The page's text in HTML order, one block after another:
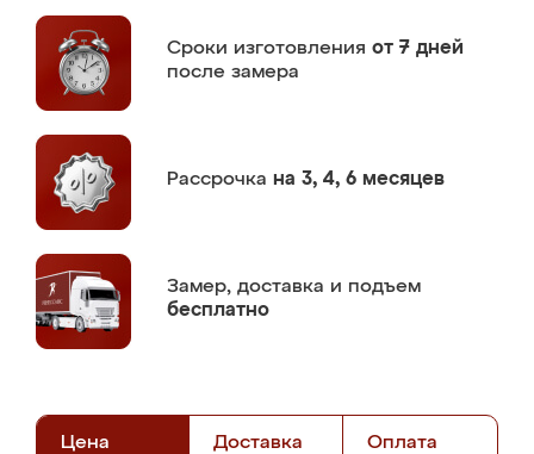
Сроки изготовления от 7 дней
после замера
Рассрочка на 3, 4, 6 месяцев
Замер, доставка и подъем
бесплатно
Цена Доставка Оплата